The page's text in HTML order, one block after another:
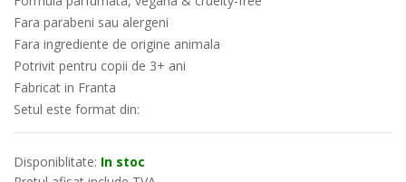
Fara parabeni sau alergeni
Fara ingrediente de origine animala
Potrivit pentru copii de 3+ ani
Fabricat in Franta
Setul este format din:
Disponiblitate: In stoc